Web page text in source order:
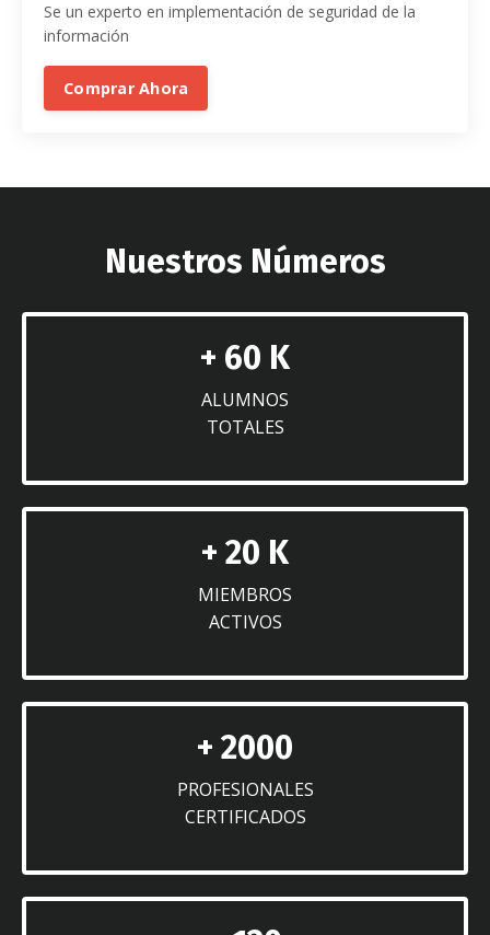
Se un experto en implementación de seguridad de la
información
Comprar Ahora
Nuestros Números
+ 60 K
ALUMNOS
TOTALES
+ 20 K
MIEMBROS
ACTIVOS
+ 2000
PROFESIONALES
CERTIFICADOS